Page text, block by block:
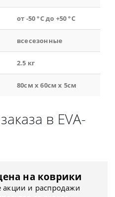
от -50 °С до +50 °С
всесезонные
2.5 кг
80см x 60см x 5см
в EVA-
на коврики
акции и распродажи